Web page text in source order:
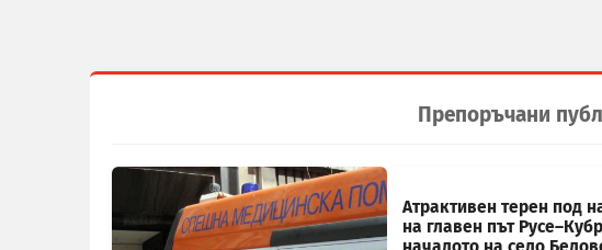
Препоръчани
Атрактивен терен под
на главен път